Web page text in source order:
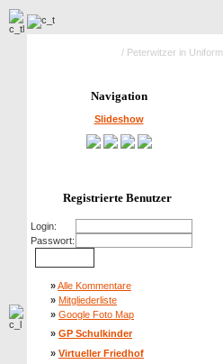
/ Peterwitzer in Uniform
Navigation
Slideshow
Registrierte Benutzer
Login:
Passwort:
»Alle Kommentare
» Mitgliederliste
» Google Foto Map
» GP Schulkinder
» Virtueller Friedhof